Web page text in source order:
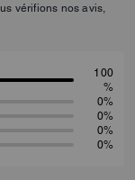
vérifions nos avis,
100
%
0%
0%
0%
0%